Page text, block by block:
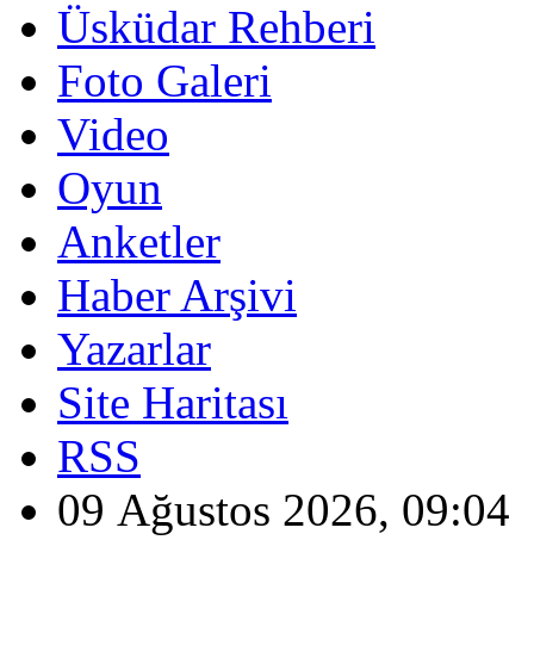
Üsküdar Rehberi
Foto Galeri
Video
Oyun
Anketler
Haber Arşivi
Yazarlar
Site Haritası
RSS
09 Ağustos 2026, 09:04